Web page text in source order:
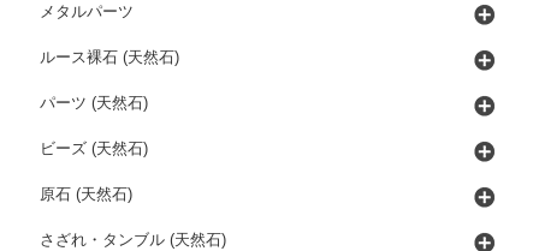
メタルパーツ
ルース裸石 (天然石)
パーツ (天然石)
ビーズ (天然石)
原石 (天然石)
さざれ・タンブル (天然石)